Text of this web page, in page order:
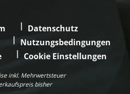
Datenschutz
Nutzungsbedingungen
Cookie Einstellungen
inkl. Mehrwertsteuer
bisher